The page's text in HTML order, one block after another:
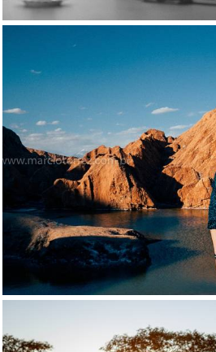
1132